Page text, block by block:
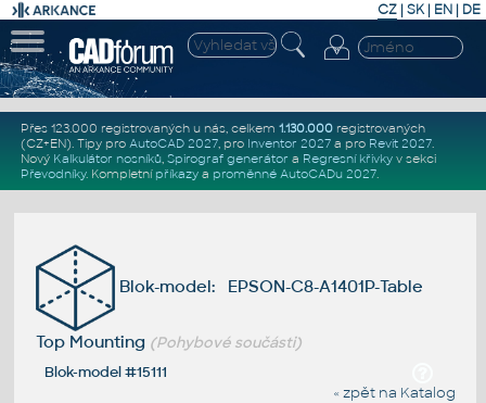
CZ | SK| EN | DE
Přes 123.000 registrovaných u nás, celkem 1.130.000registrovaných
(CZ+EN). Tipy pro AutoCAD 2027, pro Inventor 2027a pro Revit 2027.
Nový Kalkulátor nosníků, Spirograf generátor a Regresní křivkyv sekci
Převodníky. Kompletní příkazya proměnné AutoCADu 2027.
Blok-model: EPSON-C8-A1401P-Table
Top Mounting (Pohybové součásti)
Blok-model #15111
« zpět na Katalog